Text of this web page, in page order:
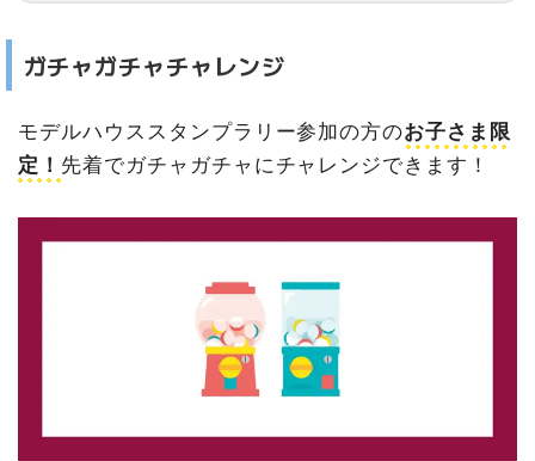
ガチャガチャチャレンジ
モデルハウススタンプラリー参加の方のお子さま限
定！ 先着でガチャガチャにチャレンジできます！